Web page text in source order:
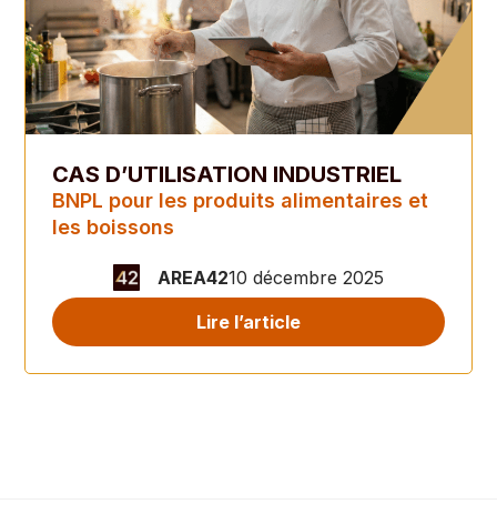
CAS D’UTILISATION INDUSTRIEL
BNPL pour les produits alimentaires et
les boissons
AREA4210 décembre 2025
Lire l’article